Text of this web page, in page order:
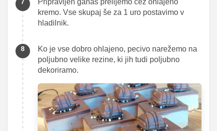
kremo. Vse skupaj še za 1 uro postavimo v
hladilnik.
Ko je vse dobro ohlajeno, pecivo narežemo na
poljubno velike rezine, ki jih tudi poljubno
dekoriramo.